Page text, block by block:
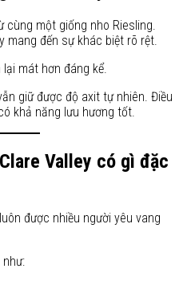
cùng một giống nho Riesling.
mang đến sự khác biệt rõ rệt.
mát hơn đáng kể.
giữ được độ axit tự nhiên. Điều
khả năng lưu hương tốt.
Valley có gì đặc
luôn được nhiều người yêu vang